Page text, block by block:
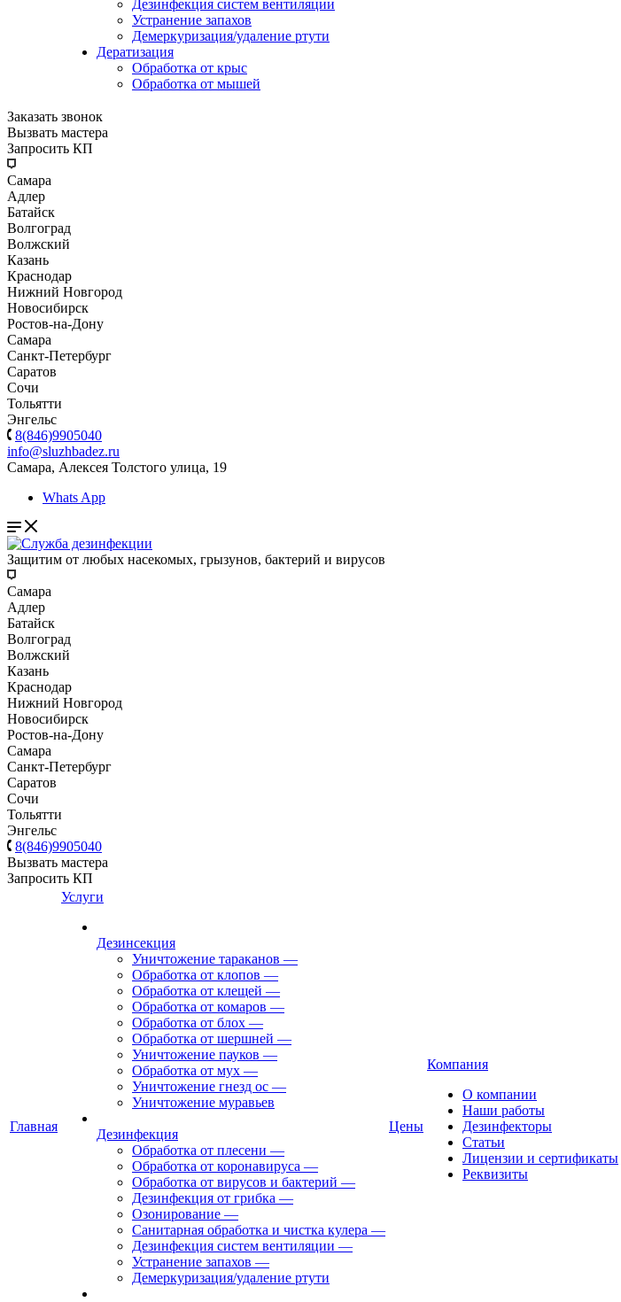
Дезинфекция систем вентиляции
Устранение запахов
Демеркуризация/удаление ртути
Дератизация
Обработка от крыс
Обработка от мышей
Заказать звонок
Вызвать мастера
Запросить КП
Самара
Адлер
Батайск
Волгоград
Волжский
Казань
Краснодар
Нижний Новгород
Новосибирск
Ростов-на-Дону
Самара
Санкт-Петербург
Саратов
Сочи
Тольятти
Энгельс
8(846)9905040
info@sluzhbadez.ru
Самара, Алексея Толстого улица, 19
Whats App
Защитим от любых насекомых, грызунов, бактерий и вирусов
Самара
Адлер
Батайск
Волгоград
Волжский
Казань
Краснодар
Нижний Новгород
Новосибирск
Ростов-на-Дону
Самара
Санкт-Петербург
Саратов
Сочи
Тольятти
Энгельс
8(846)9905040
Вызвать мастера
Запросить КП
Главная
Услуги
Дезинсекция
Уничтожение тараканов —
Обработка от клопов —
Обработка от клещей —
Обработка от комаров —
Обработка от блох —
Обработка от шершней —
Уничтожение пауков —
Обработка от мух —
Уничтожение гнезд ос —
Уничтожение муравьев
Дезинфекция
Обработка от плесени —
Обработка от коронавируса —
Обработка от вирусов и бактерий —
Дезинфекция от грибка —
Озонирование —
Санитарная обработка и чистка кулера —
Дезинфекция систем вентиляции —
Устранение запахов —
Демеркуризация/удаление ртути
Цены
Компания
О компании
Наши работы
Дезинфекторы
Статьи
Лицензии и сертификаты
Реквизиты